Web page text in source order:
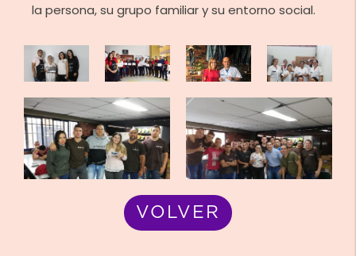
la persona, su grupo familiar y su entorno social.
VOLVER